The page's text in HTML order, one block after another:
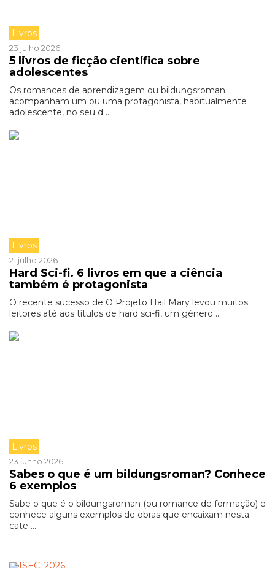
Livros
23 julho 2026
5 livros de ficção científica sobre
adolescentes
Os romances de aprendizagem ou bildungsroman
acompanham um ou uma protagonista, habitualmente
adolescente, no seu d ...
Livros
21 julho 2026
Hard Sci-fi. 6 livros em que a ciência
também é protagonista
O recente sucesso de O Projeto Hail Mary levou muitos
leitores até aos títulos de hard sci-fi, um género ...
Livros
23 junho 2026
Sabes o que é um bildungsroman? Conhece
6 exemplos
Sabe o que é o bildungsroman (ou romance de formação) e
conhece alguns exemplos de obras que encaixam nesta
cate ...